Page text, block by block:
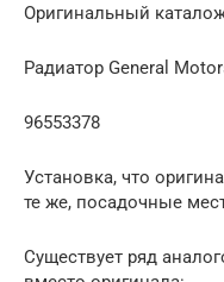
Оригинальный
Радиатор General
96553378
Установка, что
те же, посадочные
Существует ряд